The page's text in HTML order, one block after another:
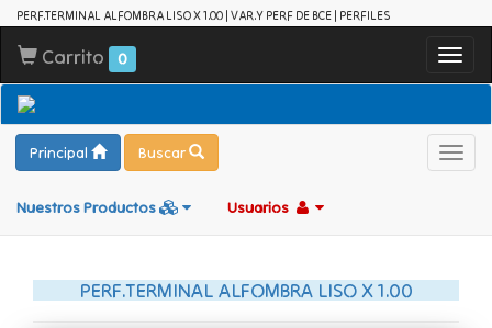
PERF.TERMINAL ALFOMBRA LISO X 1.00 | VAR.Y PERF DE BCE | PERFILES
Carrito 0
Principal Buscar
Nuestros Productos Usuarios
PERF.TERMINAL ALFOMBRA LISO X 1.00